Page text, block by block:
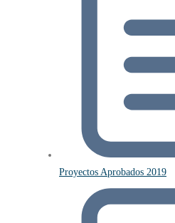
Proyectos Aprobados 2019